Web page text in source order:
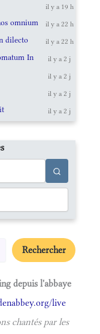
il y a 19 h
omnium il y a 22 h
dilecto il y a 22 h
In il y a 2 j
il y a 2 j
il y a 2 j
il y a 2 j
Rechercher
depuis l'abbaye
live
chantés par les